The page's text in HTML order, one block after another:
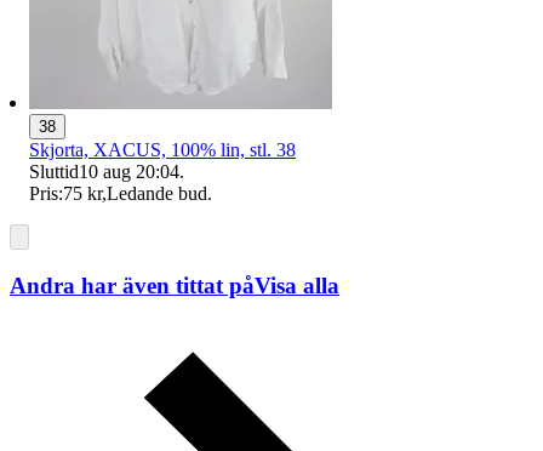
38
Skjorta, XACUS, 100% lin, stl. 38
Sluttid10 aug 20:04.
Pris:75 kr,Ledande bud.
Andra har även tittat påVisa alla